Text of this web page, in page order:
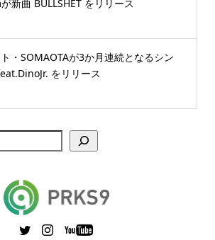
新曲 BULLSHET をリリース
・SOMAOTAが3か月連続となるシン
をリリース